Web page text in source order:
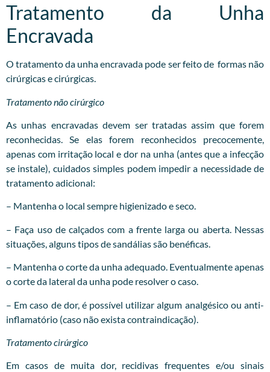
Tratamento da Unha
Encravada
O tratamento da unha encravada pode ser feito de formas não
cirúrgicas e cirúrgicas.
Tratamento não cirúrgico
As unhas encravadas devem ser tratadas assim que forem
reconhecidas. Se elas forem reconhecidos precocemente,
apenas com irritação local e dor na unha (antes que a infecção
se instale), cuidados simples podem impedir a necessidade de
tratamento adicional:
– Mantenha o local sempre higienizado e seco.
– Faça uso de calçados com a frente larga ou aberta. Nessas
situações, alguns tipos de sandálias são benéficas.
– Mantenha o corte da unha adequado. Eventualmente apenas
o corte da lateral da unha pode resolver o caso.
– Em caso de dor, é possível utilizar algum analgésico ou anti-
inflamatório (caso não exista contraindicação).
Tratamento cirúrgico
Em casos de muita dor, recidivas frequentes e/ou sinais